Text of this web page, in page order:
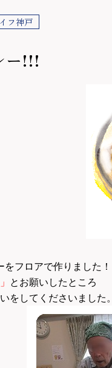
フ神戸
ー!!!
フロアで作りました！
とお願いしたところ
をしてくださいました。